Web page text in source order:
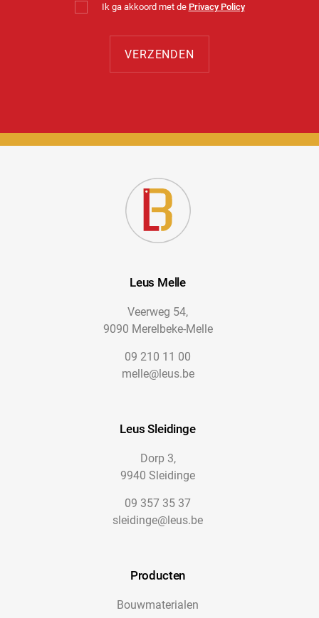
Ik ga akkoord met de Privacy Policy
Leus Melle
Veerweg 54,
9090 Merelbeke-Melle
09 210 11 00
melle@leus.be
Leus Sleidinge
Dorp 3,
9940 Sleidinge
09 357 35 37
sleidinge@leus.be
Producten
Bouwmaterialen